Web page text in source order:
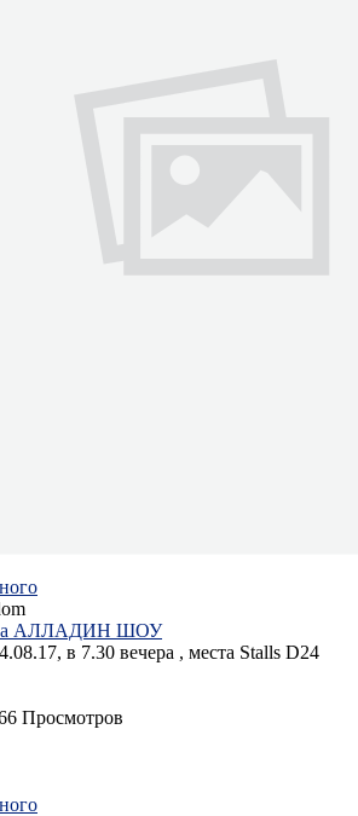
АЛЛАДИН ШОУ
в 7.30 вечера , места Stalls D24
Просмотров